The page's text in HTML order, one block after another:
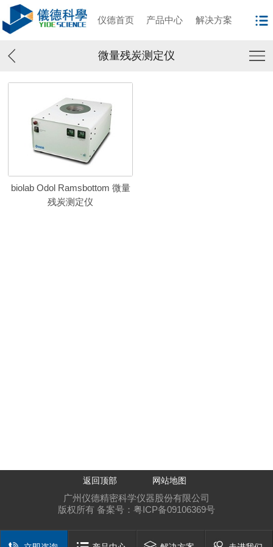
仪德首页 产品中心 解决方案
微量残炭测定仪
biolab Odol Ramsbottom 微量
残炭测定仪
返回顶部 网站地图
广州仪德精密科学仪器股份有限公司
版权所有 备案号： 粤ICP备09106369号